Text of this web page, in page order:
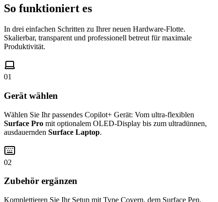
So funktioniert es
In drei einfachen Schritten zu Ihrer neuen Hardware-Flotte.
Skalierbar, transparent und professionell betreut für maximale
Produktivität.
01
Gerät wählen
Wählen Sie Ihr passendes Copilot+ Gerät: Vom ultra-flexiblen
Surface Pro mit optionalem OLED-Display bis zum ultradünnen,
ausdauernden Surface Laptop.
02
Zubehör ergänzen
Komplettieren Sie Ihr Setup mit Type Covern, dem Surface Pen,